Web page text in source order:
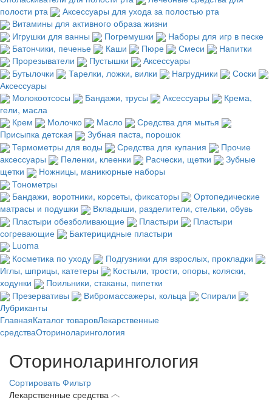
полости рта
Аксессуары для ухода за полостью рта
Витамины для активного образа жизни
Игрушки для ванны
Погремушки
Наборы для игр в песке
Батончики, печенье
Каши Пюре Смеси
Напитки
Прорезыватели
Пустышки
Аксессуары
Бутылочки
Тарелки, ложки, вилки Нагрудники
Соски
Аксессуары
Молокоотсосы
Бандажи, трусы Аксессуары
Крема,
гели, масла
Крем
Молочко Масло
Средства для мытья
Присыпка детская
Зубная паста, порошок
Термометры для воды
Средства для купания
Прочие
аксессуары
Пеленки, клеенки Расчески, щетки
Зубные
щетки
Ножницы, маникюрные наборы
Тонометры
Бандажи, воротники, корсеты, фиксаторы
Ортопедические
матрасы и подушки
Вкладыши, разделители, стельки, обувь
Пластыри обезболивающие
Пластыри
Пластыри
согревающие
Бактерицидные пластыри
Luoma
Косметика по уходу
Подгузники для взрослых, прокладки
Иглы, шприцы, катетеры
Костыли, трости, опоры, коляски,
ходунки
Поильники, стаканы, пипетки
Презервативы
Вибромассажеры, кольца
Спирали
Лубриканты
ГлавнаяКаталог товаровЛекарственные
средстваОториноларингология
Оториноларингология
Сортировать Фильтр
Лекарственные средства